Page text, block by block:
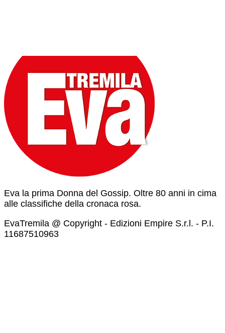
Eva la prima Donna del Gossip. Oltre 80 anni in cima
alle classifiche della cronaca rosa.
EvaTremila @ Copyright - Edizioni Empire S.r.l. - P.I.
11687510963​